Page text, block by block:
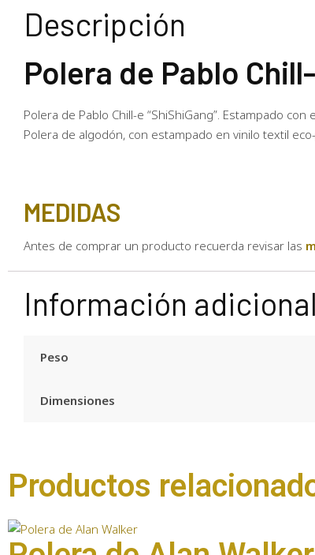
Descripción
Polera de Pablo
Polera de Pablo Chill-e “ShiShiGang”. Estampado
Polera de algodón, con estampado en vinilo textil
MEDIDAS
Antes de comprar un producto recuerda revisar las
Información adicional
Peso
Dimensiones
Productos